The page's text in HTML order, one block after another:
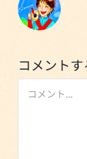
コメントす